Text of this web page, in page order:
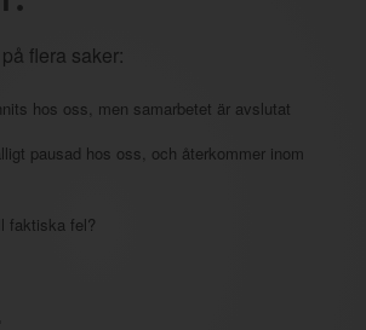
flera saker:
hos oss, men samarbetet är avslutat
pausad hos oss, och återkommer inom
faktiska fel?